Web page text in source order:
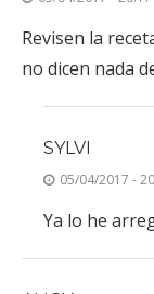
Revisen la
no dicen nada
SYLVI
05/04/2017 -
Ya lo he